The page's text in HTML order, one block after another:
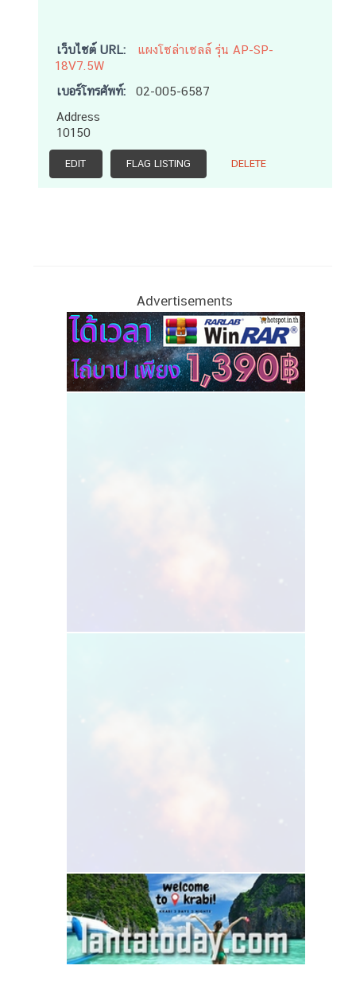
เว็บไซต์ URL:
แผงโซล่าเซลล์ รุ่น AP-SP-
18V7.5W
เบอร์โทรศัพท์:
02-005-6587
Address
10150
EDIT FLAG LISTING DELETE
Advertisements